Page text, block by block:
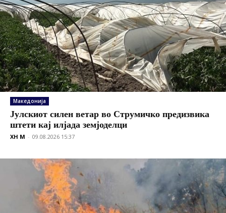
Македонија
Јулскиот силен ветар во Струмичко предизвика
штети кај илјада земјоделци
XH M - 09.08.2026 15:37